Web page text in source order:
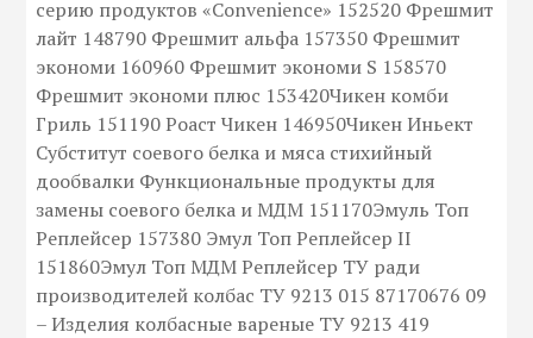
серию продуктов «Convenience» 152520 Фрешмит
лайт 148790 Фрешмит альфа 157350 Фрешмит
экономи 160960 Фрешмит экономи S 158570
Фрешмит экономи плюс 153420Чикен комби
Гриль 151190 Роаст Чикен 146950Чикен Иньект
Субститут соевого белка и мяса стихийный
дообвалки Функциональные продукты для
замены соевого белка и МДМ 151170Эмуль Топ
Реплейсер 157380 Эмул Топ Реплейсер II
151860Эмул Топ МДМ Реплейсер ТУ ради
производителей колбас ТУ 9213 015 87170676 09
– Изделия колбасные вареные ТУ 9213 419